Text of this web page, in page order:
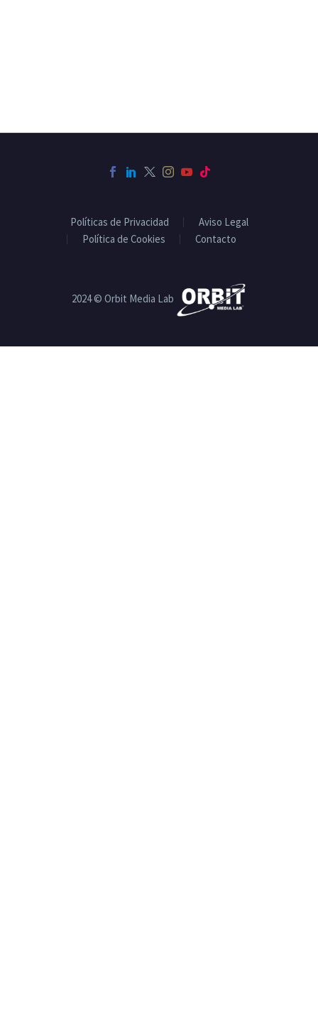
Políticas de Privacidad
Aviso Legal
Política de Cookies
Contacto
2024 © Orbit Media Lab